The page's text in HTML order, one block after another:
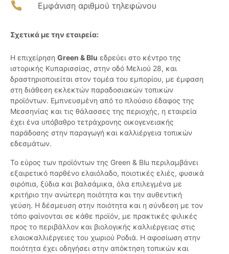
Εμφάνιση αριθμού τηλεφώνου
Σχετικά με την εταιρεία:
Η επιχείρηση Green & Blu εδρεύει στο κέντρο της
ιστορικής Κυπαρισσίας, στην οδό Μελιού 28, και
δραστηριοποιείται στον τομέα του εμπορίου, με έμφαση
στη διάθεση εκλεκτών παραδοσιακών τοπικών
προϊόντων. Εμπνευσμένη από το πλούσιο έδαφος της
Μεσσηνίας και τις θάλασσες της περιοχής, η εταιρεία
έχει ένα υπόβαθρο τετράχρονης οικογενειακής
παράδοσης στην παραγωγή και καλλιέργεια τοπικών
εδεσμάτων.
Το εύρος των προϊόντων της Green & Blu περιλαμβάνει
εξαιρετικό παρθένο ελαιόλαδο, ποιοτικές ελιές, φυσικά
σιρόπια, ξύδια και βαλσάμικα, όλα επιλεγμένα με
κριτήριο την ανώτερη ποιότητα και την αυθεντική
γεύση. Η δέσμευση στην ποιότητα και η σύνδεση με τον
τόπο φαίνονται σε κάθε προϊόν, με πρακτικές φιλικές
προς το περιβάλλον και βιολογικής καλλιέργειας στις
ελαιοκαλλιέργειες του χωριού Ροδιά. Η αφοσίωση στην
ποιότητα έχει οδηγήσει στην απόκτηση τοπικών και